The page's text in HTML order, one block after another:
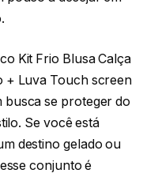
Kit Frio Blusa Calça
+ Luva Touch screen
busca se proteger do
Se você está
destino gelado ou
conjunto é